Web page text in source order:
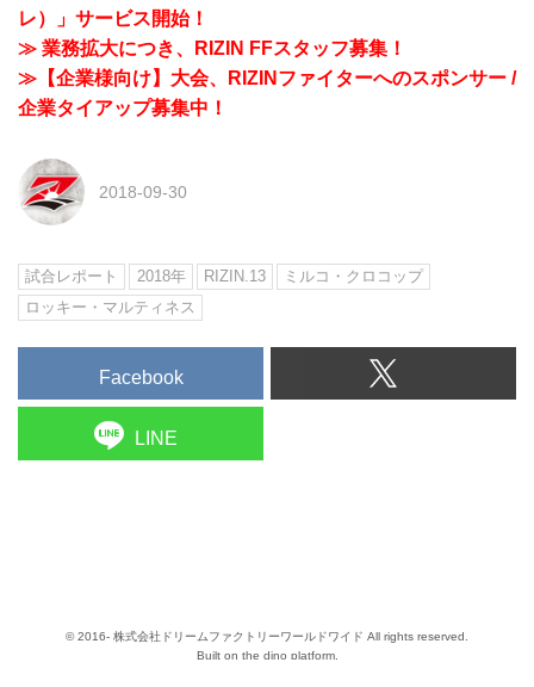
レ）」サービス開始！
≫ 業務拡大につき、RIZIN FFスタッフ募集！
≫【企業様向け】大会、RIZINファイターへのスポンサー /
企業タイアップ募集中！
2018-09-30
試合レポート 2018年 RIZIN.13
ミルコ・クロコップ
ロッキー・マルティネス
Facebook
LINE
© 2016- 株式会社ドリームファクトリーワールドワイド All rights reserved.
Built on the dino platform.